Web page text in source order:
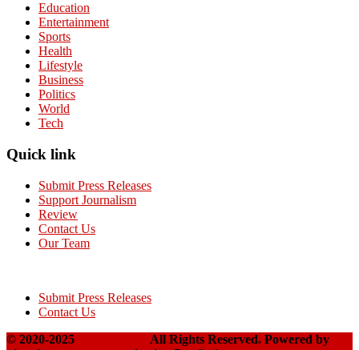
Education
Entertainment
Sports
Health
Lifestyle
Business
Politics
World
Tech
Quick link
Submit Press Releases
Support Journalism
Review
Contact Us
Our Team
Submit Press Releases
Contact Us
© 2020-2025
All Rights Reserved. Powered by